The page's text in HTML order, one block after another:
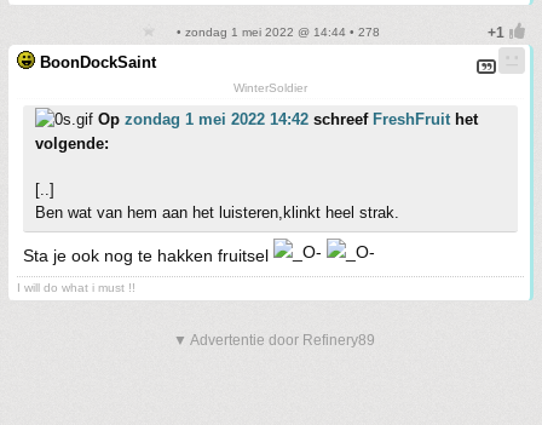
• zondag 1 mei 2022 @ 14:44 • 278
BoonDockSaint
WinterSoldier
Op zondag 1 mei 2022 14:42 schreef FreshFruithet
volgende:
[..]
Ben wat van hem aan het luisteren,klinkt heel strak.
Sta je ook nog te hakken fruitsel
I will do what i must !!
▼ Advertentie door Refinery89